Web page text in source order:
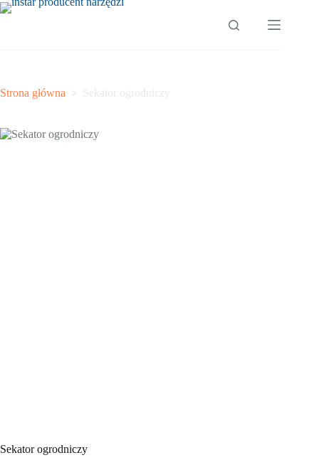
Przejdź
Strona główna
Sekator ogrodniczy